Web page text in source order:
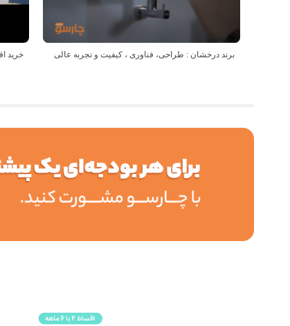
برند درخشان : طراحی، فناوری ، کیفیت و تجربه عالی خرید